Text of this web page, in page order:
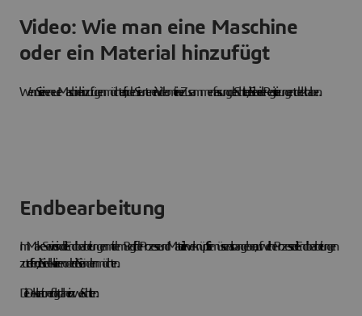
Video: Wie man eine Maschine
oder ein Material hinzufügt
Wenn Sie eine neue Maschine hinzufügen möchten, finden Sie unten ein Video mit einer Zusammenfassung der Schritte, die Sie bei der Registrierung entdeckt haben.
Endbearbeitung
Im Make-Service sind die Endbearbeitungen mit dem Begriff der Prozesse und Materialien verknüpft. Sie müssen also angeben, auf welche Prozesse die Endbearbeitungen
zutreffen, die Sie deklarieren oder die Sie ändern möchten.
Die Deklaration erfolgt daher in zwei Schritten: